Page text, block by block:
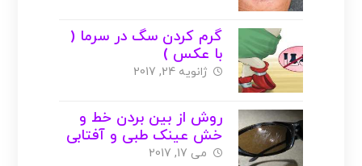
گرم کردن سگ در سرما (
با عکس )
ژانویه 24, 2017
روش از بین بردن خط و
خش عینک طبی و آفتابی
( با عکس )
می 17, 2017